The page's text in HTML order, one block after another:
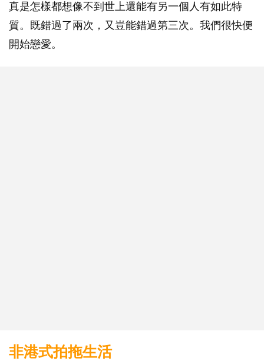
真是怎樣都想像不到世上還能有另一個人有如此特
質。既錯過了兩次，又豈能錯過第三次。我們很快便
開始戀愛。
非港式拍拖生活